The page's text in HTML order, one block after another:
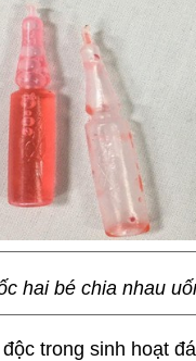
hai bé chia nhau
trong sinh hoạt